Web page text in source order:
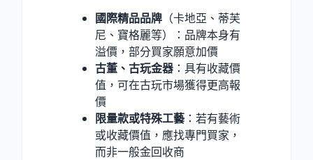
國際精品品牌 （卡地亞、蒂芙
尼、寶格麗等）：品牌本身有
溢價，部分買家願意加價
古董、古玩金器 ：具有收藏價
值，可在古玩市場獲得更高報
價
限量款或特殊工藝 ：若有藝術
或收藏價值，應找專門買家，
而非一般金回收商